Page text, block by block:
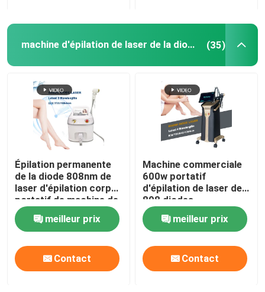
équipement multifonctionnel de beauté
machine d'épilation de laser de la diode 808nm (35)
Épilation permanente
de la diode 808nm de
laser d'épilation corps
portatif de machine de
plein
meilleur prix
Contact
Machine commerciale
600w portatif
d'épilation de laser de
808 diodes
meilleur prix
Contact